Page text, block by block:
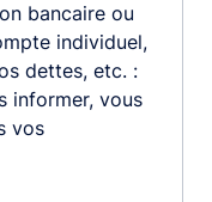
bancaire ou
individuel,
dettes, etc. :
informer, vous
vos